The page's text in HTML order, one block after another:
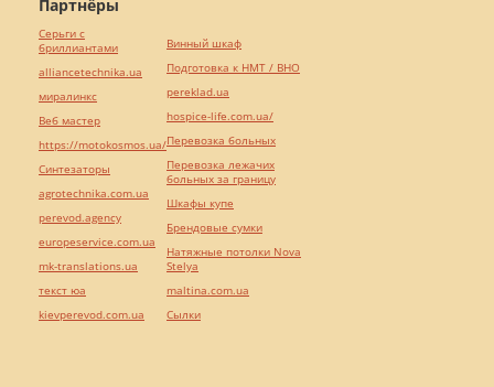
Партнёры
Серьги с
бриллиантами
alliancetechnika.ua
миралинкс
Веб мастер
https://motokosmos.ua/
Синтезаторы
agrotechnika.com.ua
perevod.agency
europeservice.com.ua
mk-translations.ua
текст юа
kievperevod.com.ua
Винный шкаф
Подготовка к НМТ / ВНО
pereklad.ua
hospice-life.com.ua/
Перевозка больных
Перевозка лежачих
больных за границу
Шкафы купе
Брендовые сумки
Натяжные потолки Nova
Stelya
maltina.com.ua
Cылки